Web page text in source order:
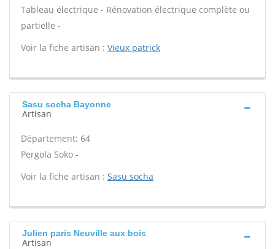
Tableau électrique - Rénovation électrique complète ou
partielle -
Voir la fiche artisan : Vieux patrick
Sasu socha Bayonne
Artisan
Département: 64
Pergola Soko -
Voir la fiche artisan : Sasu socha
Julien paris Neuville aux bois
Artisan